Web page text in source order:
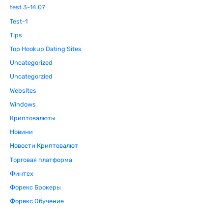
test 3-14.07
Test-1
Tips
Top Hookup Dating Sites
Uncategorized
Uncategorzied
Websites
Windows
Криптовалюты
Новини
Новости Криптовалют
Торговая платформа
Финтех
Форекс Брокеры
Форекс Обучение